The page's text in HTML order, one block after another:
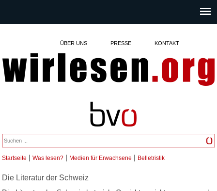
ÜBER UNS PRESSE KONTAKT
Sie sind hier
Startseite |Was lesen? | Medien für Erwachsene | Belletristik
Die Literatur der Schweiz